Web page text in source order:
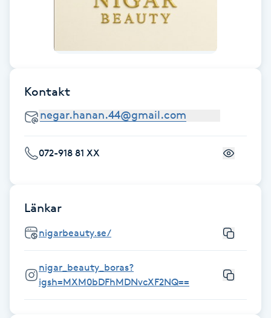
Friskvårdsmassage
Funktionsanalys
Föning
Gel naglar
Gelenaglar
Kontakt
072-918 81 XX
Länkar
nigarbeauty.se/
nigar_beauty_boras?
igsh=MXM0bDFhMDNvcXF2NQ==